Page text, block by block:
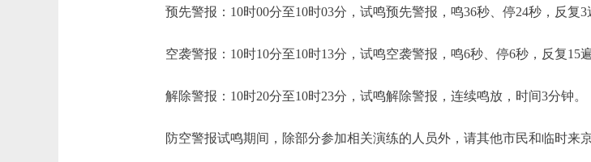
预先警报：10时00分至10时03分，试鸣预先警报，鸣36秒、停24秒，反复3
空袭警报：10时10分至10时13分，试鸣空袭警报，鸣6秒、停6秒，反复15遍
解除警报：10时20分至10时23分，试鸣解除警报，连续鸣放，时间3分钟。
防空警报试鸣期间，除部分参加相关演练的人员外，请其他市民和临时来京